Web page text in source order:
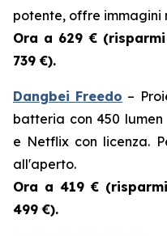
potente, offre immagini
Ora a 629 € (risparmi
739 €).
Dangbei Freedo –
batteria con 450 lumen
e Netflix con licenza.
all'aperto.
Ora a 419 € (risparmi
499 €).